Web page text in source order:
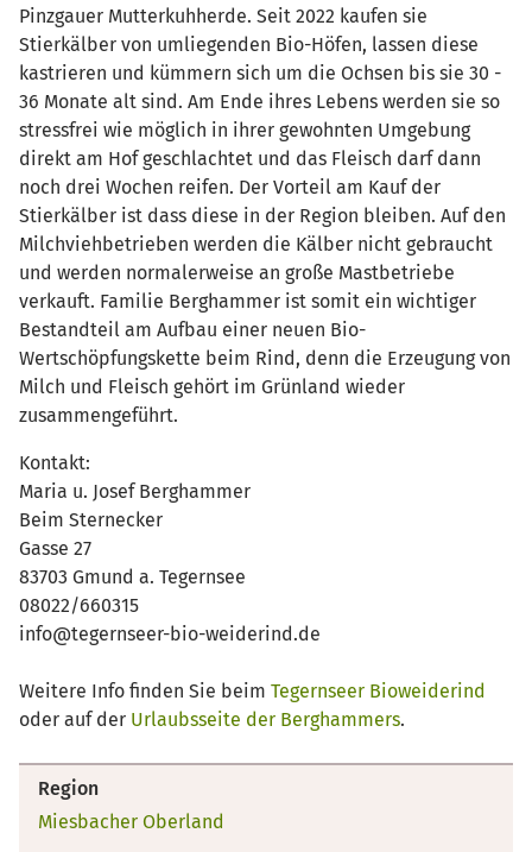
Pinzgauer Mutterkuhherde. Seit 2022 kaufen sie
Stierkälber von umliegenden Bio-Höfen, lassen diese
kastrieren und kümmern sich um die Ochsen bis sie 30 -
36 Monate alt sind. Am Ende ihres Lebens werden sie so
stressfrei wie möglich in ihrer gewohnten Umgebung
direkt am Hof geschlachtet und das Fleisch darf dann
noch drei Wochen reifen. Der Vorteil am Kauf der
Stierkälber ist dass diese in der Region bleiben. Auf den
Milchviehbetrieben werden die Kälber nicht gebraucht
und werden normalerweise an große Mastbetriebe
verkauft. Familie Berghammer ist somit ein wichtiger
Bestandteil am Aufbau einer neuen Bio-
Wertschöpfungskette beim Rind, denn die Erzeugung von
Milch und Fleisch gehört im Grünland wieder
zusammengeführt.
Kontakt:
Maria u. Josef Berghammer
Beim Sternecker
Gasse 27
83703 Gmund a. Tegernsee
08022/660315
info@tegernseer-bio-weiderind.de
Weitere Info finden Sie beim Tegernseer Bioweiderind
oder auf der Urlaubsseite der Berghammers.
Region
Miesbacher Oberland